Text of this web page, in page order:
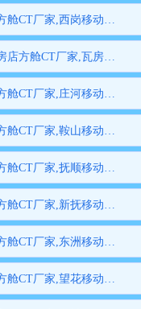
西岗CT方舱,西岗方舱CT厂家,西岗移动方舱CT,西岗医用CT方舱,西岗方舱式CT,西岗方舱CT
瓦房店CT方舱,瓦房店方舱CT厂家,瓦房店移动方舱CT,瓦房店医用CT方舱,瓦房店方舱式CT,瓦房店方舱CT
庄河CT方舱,庄河方舱CT厂家,庄河移动方舱CT,庄河医用CT方舱,庄河方舱式CT,庄河方舱CT
鞍山CT方舱,鞍山方舱CT厂家,鞍山移动方舱CT,鞍山医用CT方舱,鞍山方舱式CT,鞍山方舱CT
抚顺CT方舱,抚顺方舱CT厂家,抚顺移动方舱CT,抚顺医用CT方舱,抚顺方舱式CT,抚顺方舱CT
新抚CT方舱,新抚方舱CT厂家,新抚移动方舱CT,新抚医用CT方舱,新抚方舱式CT,新抚方舱CT
东洲CT方舱,东洲方舱CT厂家,东洲移动方舱CT,东洲医用CT方舱,东洲方舱式CT,东洲方舱CT
望花CT方舱,望花方舱CT厂家,望花移动方舱CT,望花医用CT方舱,望花方舱式CT,望花方舱CT